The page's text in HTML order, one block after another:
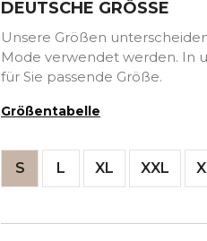
DEUTSCHE GRÖSSE
Unsere Größen
Mode verwendet werden. In
für Sie passende Größe.
Größentabelle
S L XL XXL